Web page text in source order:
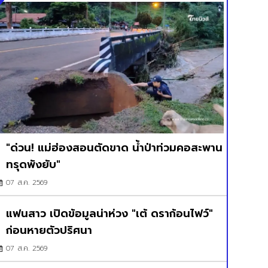
"ด่วน! แม่ฮ่องสอนตัดขาด น้ำป่าท่วมคอสะพาน
ทรุดพังยับ"
07 ส.ค. 2569
แฟนสาว เปิดข้อมูลน่าห่วง "เต้ ดราก้อนไฟว์"
ก่อนหายตัวปริศนา
07 ส.ค. 2569